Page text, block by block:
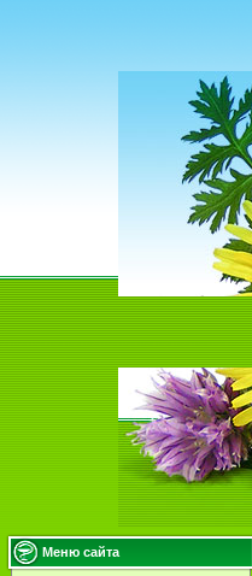
Меню сайта